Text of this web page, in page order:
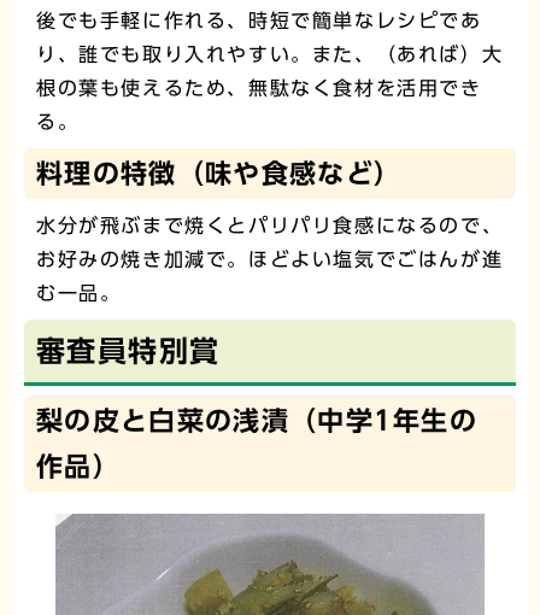
後でも手軽に作れる、時短で簡単なレシピであ
り、誰でも取り入れやすい。また、（あれば）大
根の葉も使えるため、無駄なく食材を活用でき
る。
料理の特徴（味や食感など）
水分が飛ぶまで焼くとパリパリ食感になるので、
お好みの焼き加減で。ほどよい塩気でごはんが進
む一品。
審査員特別賞
梨の皮と白菜の浅漬（中学1年生の
作品）